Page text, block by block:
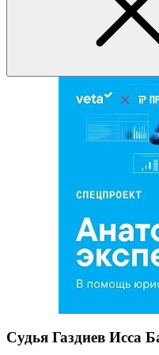
Судья Газдиев Исса